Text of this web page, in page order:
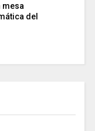
mesa
del